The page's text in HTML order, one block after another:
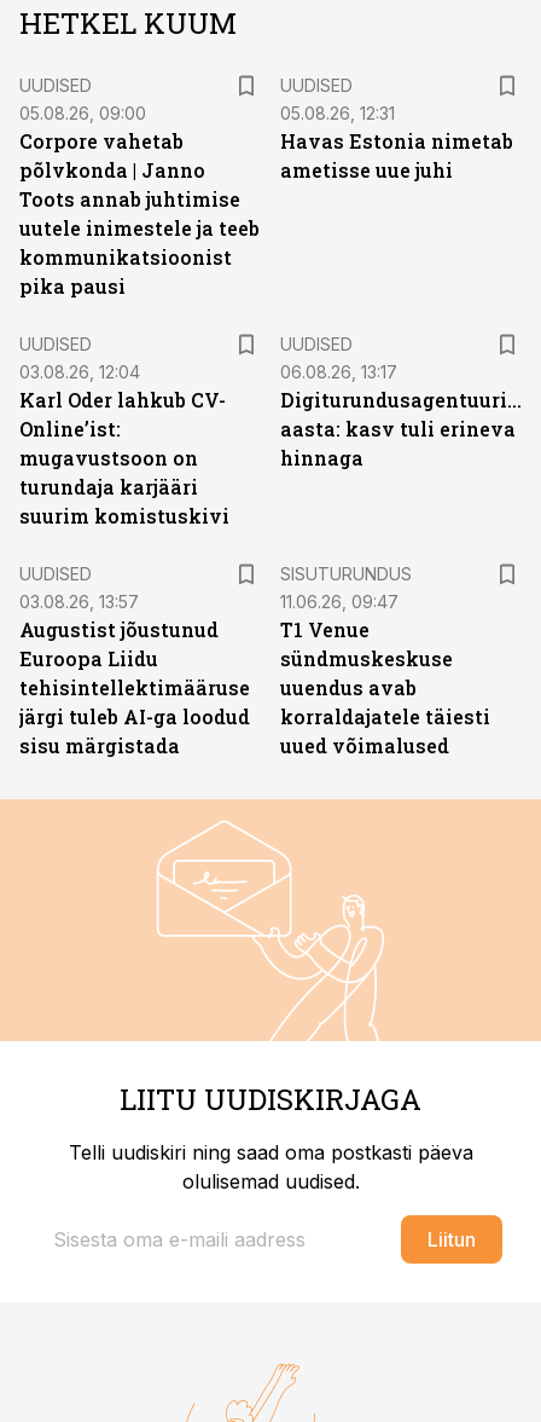
HETKEL KUUM
UUDISED
05.08.26, 09:00
Corpore vahetab
põlvkonda | Janno
Toots annab juhtimise
uutele inimestele ja teeb
kommunikatsioonist
pika pausi
UUDISED
05.08.26, 12:31
Havas Estonia nimetab
ametisse uue juhi
UUDISED
03.08.26, 12:04
Karl Oder lahkub CV-
Online’ist:
mugavustsoon on
turundaja karjääri
suurim komistuskivi
UUDISED
06.08.26, 13:17
Digiturundusagentuuride
aasta: kasv tuli erineva
hinnaga
UUDISED
03.08.26, 13:57
Augustist jõustunud
Euroopa Liidu
tehisintellektimääruse
järgi tuleb AI-ga loodud
sisu märgistada
SISUTURUNDUS
11.06.26, 09:47
T1 Venue
sündmuskeskuse
uuendus avab
korraldajatele täiesti
uued võimalused
LIITU UUDISKIRJAGA
Telli uudiskiri ning saad oma postkasti päeva
olulisemad uudised.
Liitun